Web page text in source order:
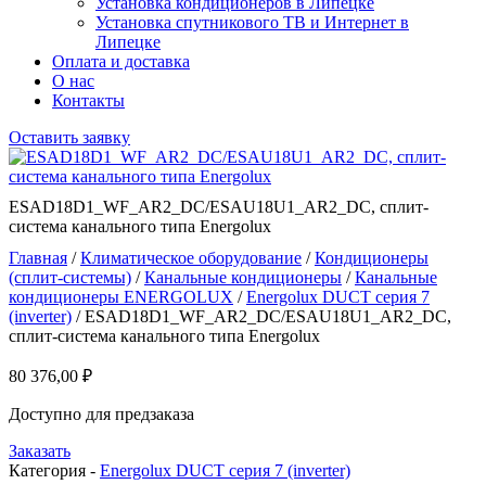
Установка спутникового ТВ и Интернет в
Липецке
Оплата и доставка
О нас
Контакты
Оставить заявку
ESAD18D1_WF_AR2_DC/ESAU18U1_AR2_DC, сплит-
система канального типа Energolux
Главная /Климатическое оборудование /Кондиционеры
(сплит-системы) /Канальные кондиционеры /Канальные
кондиционеры ENERGOLUX /Energolux DUCT серия 7
(inverter) / ESAD18D1_WF_AR2_DC/ESAU18U1_AR2_DC,
сплит-система канального типа Energolux
80 376,00 ₽
Доступно для предзаказа
Заказать
Категория - Energolux DUCT серия 7 (inverter)